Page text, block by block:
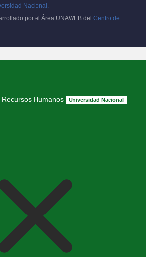
Nacional.
por el Área UNAWEB del Centro de
Humanos Universidad Nacional